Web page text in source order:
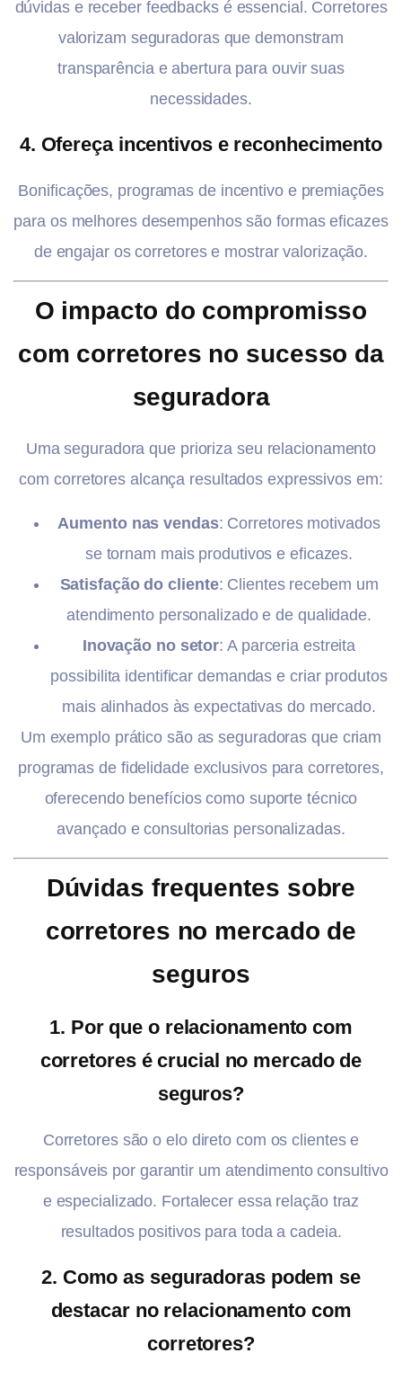
dúvidas e receber feedbacks é essencial. Corretores
valorizam seguradoras que demonstram
transparência e abertura para ouvir suas
necessidades.
4. Ofereça incentivos e reconhecimento
Bonificações, programas de incentivo e premiações
para os melhores desempenhos são formas eficazes
de engajar os corretores e mostrar valorização.
O impacto do compromisso
com corretores no sucesso da
seguradora
Uma seguradora que prioriza seu relacionamento
com corretores alcança resultados expressivos em:
Aumento nas vendas: Corretores motivados
se tornam mais produtivos e eficazes.
Satisfação do cliente: Clientes recebem um
atendimento personalizado e de qualidade.
Inovação no setor: A parceria estreita
possibilita identificar demandas e criar produtos
mais alinhados às expectativas do mercado.
Um exemplo prático são as seguradoras que criam
programas de fidelidade exclusivos para corretores,
oferecendo benefícios como suporte técnico
avançado e consultorias personalizadas.
Dúvidas frequentes sobre
corretores no mercado de
seguros
1. Por que o relacionamento com
corretores é crucial no mercado de
seguros?
Corretores são o elo direto com os clientes e
responsáveis por garantir um atendimento consultivo
e especializado. Fortalecer essa relação traz
resultados positivos para toda a cadeia.
2. Como as seguradoras podem se
destacar no relacionamento com
corretores?